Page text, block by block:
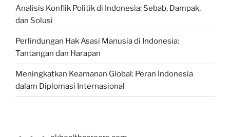
Analisis Konflik Politik di Indonesia: Sebab, Dampak,
dan Solusi
Perlindungan Hak Asasi Manusia di Indonesia:
Tantangan dan Harapan
Meningkatkan Keamanan Global: Peran Indonesia
dalam Diplomasi Internasional